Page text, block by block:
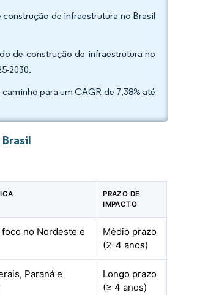
de infraestrutura no Brasil
de construção de infraestrutura no
2030.
para um CAGR de 7,38% até
PRAZO DE
IMPACTO
no Nordeste e
Médio prazo
(2-4 anos)
Paraná e
Longo prazo
(≥ 4 anos)